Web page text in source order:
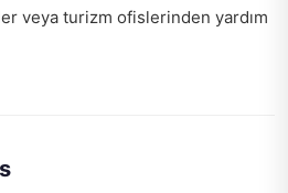
veya turizm ofislerinden yardım